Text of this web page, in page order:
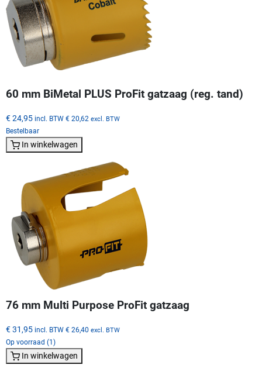
60 mm BiMetal PLUS ProFit gatzaag (reg. tand)
€ 24,95 incl. BTW € 20,62 excl. BTW
Bestelbaar
In winkelwagen
76 mm Multi Purpose ProFit gatzaag
€ 31,95 incl. BTW € 26,40 excl. BTW
Op voorraad (1)
In winkelwagen